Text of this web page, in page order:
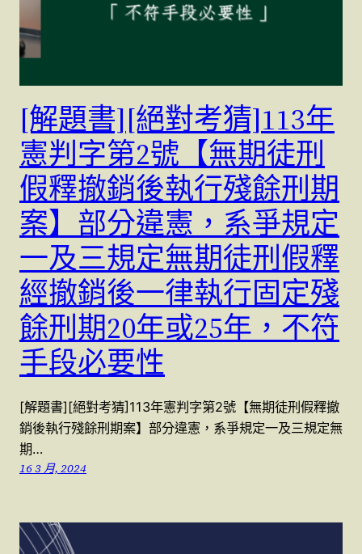
[解題書][絕對考猜]113年
憲判字第2號【無期徒刑
假釋撤銷後執行殘餘刑期
案】部分違憲，系爭規定
一及三規定無期徒刑假釋
經撤銷後一律執行固定殘
餘刑期20年或25年，不符
手段必要性
[解題書][絕對考猜]113年憲判字第2號【無期徒刑假釋撤
銷後執行殘餘刑期案】部分違憲，系爭規定一及三規定無
期…
16 3 月, 2024